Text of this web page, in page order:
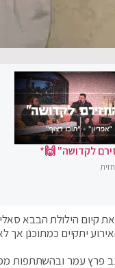
לקדושה" 🙌*
הילולת הבבא
יתקיים כמתוכנן
פרץ עמר ובהשתתפות